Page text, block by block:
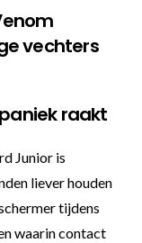
vechters
raakt
Junior is
liever houden
tijdens
waarin contact